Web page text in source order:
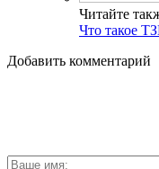
Читайте
Что такое
Добавить комментарий